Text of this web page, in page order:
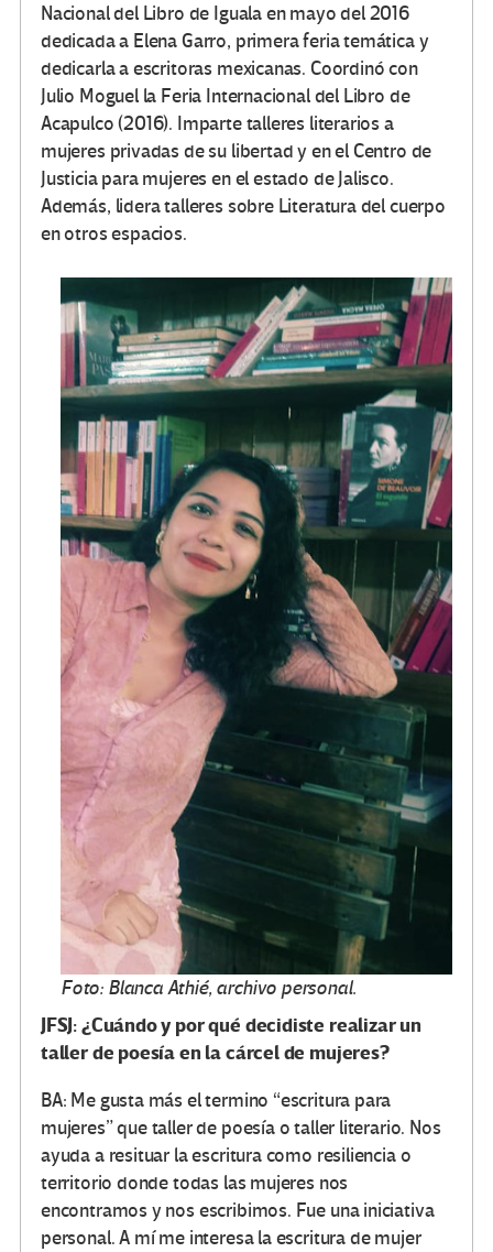
Nacional del Libro de Iguala en mayo del 2016
dedicada a Elena Garro, primera feria temática y
dedicarla a escritoras mexicanas. Coordinó con
Julio Moguel la Feria Internacional del Libro de
Acapulco (2016). Imparte talleres literarios a
mujeres privadas de su libertad y en el Centro de
Justicia para mujeres en el estado de Jalisco.
Además, lidera talleres sobre Literatura del cuerpo
en otros espacios.
Foto: Blanca Athié, archivo personal.
JFSJ: ¿Cuándo y por qué decidiste realizar un
taller de poesía en la cárcel de mujeres?
BA: Me gusta más el termino “escritura para
mujeres” que taller de poesía o taller literario. Nos
ayuda a resituar la escritura como resiliencia o
territorio donde todas las mujeres nos
encontramos y nos escribimos. Fue una iniciativa
personal. A mí me interesa la escritura de mujer